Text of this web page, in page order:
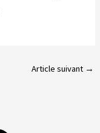
Article suivant →